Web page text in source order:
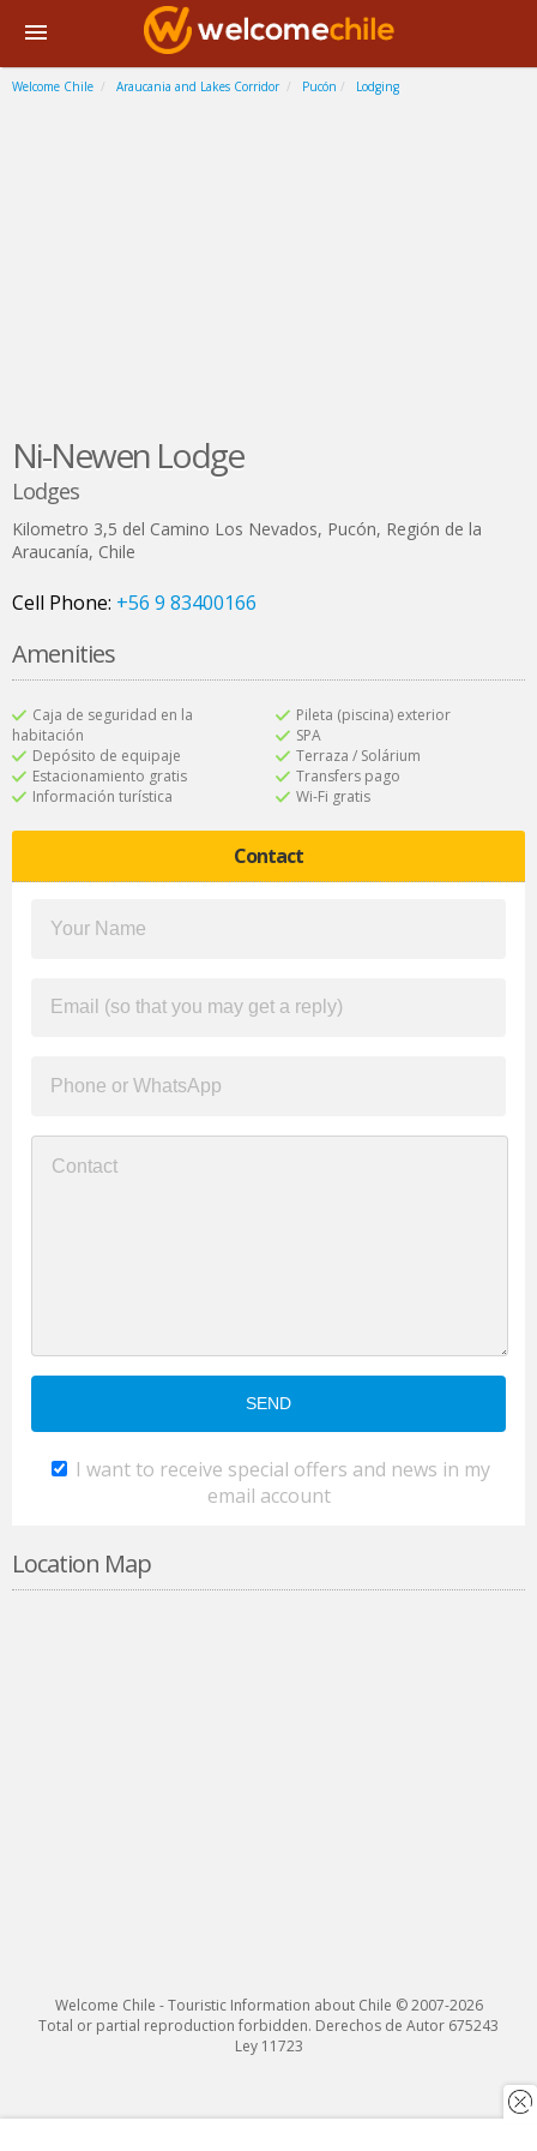
Welcome Chile Araucania and Lakes Corridor Pucón Lodging
Ni-Newen Lodge
Lodges
Kilometro 3,5 del Camino Los Nevados, Pucón, Región de la
Araucanía, Chile
Cell Phone: +56 9 83400166
Amenities
Caja de seguridad en la
habitación
Depósito de equipaje
Estacionamiento gratis
Información turística
Pileta (piscina) exterior
SPA
Terraza / Solárium
Transfers pago
Wi-Fi gratis
Contact
I want to receive special offers and news in my
email account
Location Map
Welcome Chile - Touristic Information about Chile © 2007-2026
Total or partial reproduction forbidden. Derechos de Autor 675243
Ley 11723